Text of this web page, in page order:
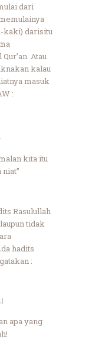
dari
kaki) darisitu
Atau
kalau
masuk
:
kita itu
Rasulullah
tidak
hadits
:
apa yang